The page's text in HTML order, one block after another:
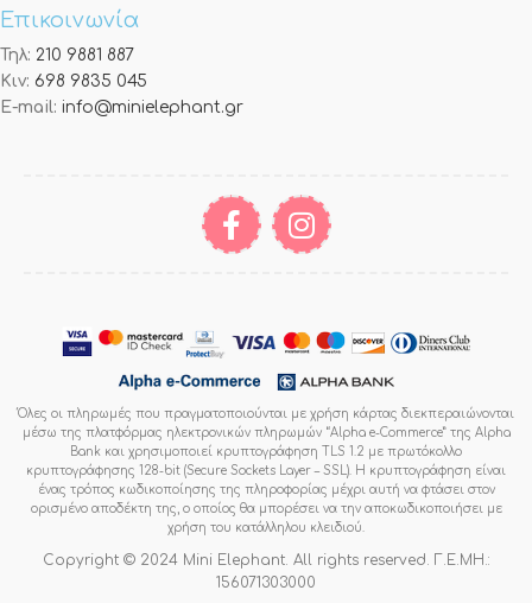
Επικοινωνία
Τηλ: 210 9881 887
Κιν: 698 9835 045
E-mail: info@minielephant.gr
Όλες οι πληρωμές που πραγματοποιούνται με χρήση κάρτας διεκπεραιώνονται
μέσω της πλατφόρμας ηλεκτρονικών πληρωμών “Alpha e-Commerce” της Alpha
Bank και χρησιμοποιεί κρυπτογράφηση TLS 1.2 με πρωτόκολλο
κρυπτογράφησης 128-bit (Secure Sockets Layer – SSL). Η κρυπτογράφηση είναι
ένας τρόπος κωδικοποίησης της πληροφορίας μέχρι αυτή να φτάσει στον
ορισμένο αποδέκτη της, ο οποίος θα μπορέσει να την αποκωδικοποιήσει με
χρήση του κατάλληλου κλειδιού.
Copyright © 2024 Mini Elephant. All rights reserved. Γ.Ε.ΜΗ.:
156071303000